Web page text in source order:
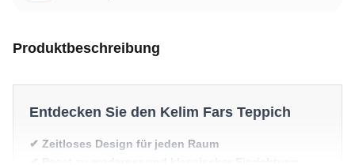
Produktbeschreibung
Entdecken Sie den Kelim Fars Teppich
✔ Zeitloses Design für jeden Raum